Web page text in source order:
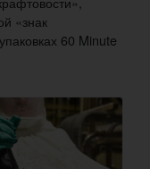
«знак
60 Minute